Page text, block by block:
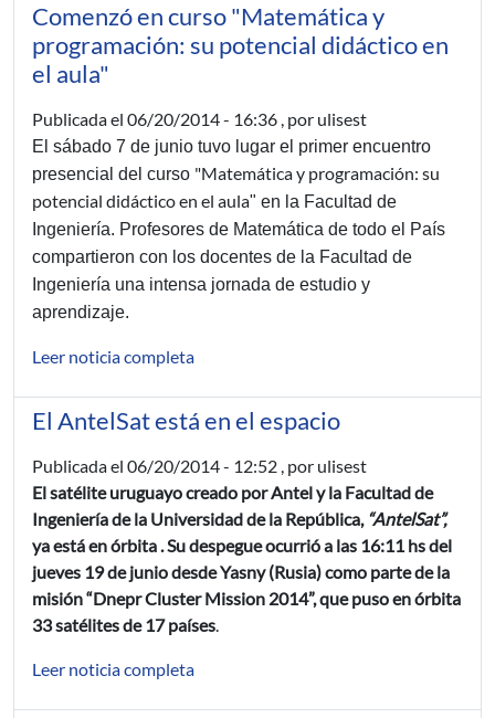
Comenzó en curso "Matemática y
programación: su potencial didáctico en
el aula"
Publicada el 06/20/2014 - 16:36 , por ulisest
El sábado 7 de junio tuvo lugar el primer encuentro
presencial del curso "Matemática y programación: su
potencial didáctico en el aula" en la Facultad de
Ingeniería. Profesores de Matemática de todo el País
compartieron con los docentes de la Facultad de
Ingeniería una intensa jornada de estudio y
aprendizaje.
Leer noticia completa
El AntelSat está en el espacio
Publicada el 06/20/2014 - 12:52 , por ulisest
El satélite uruguayo creado por Antel y la Facultad de
Ingeniería de la Universidad de la República, “AntelSat”,
ya está en órbita . Su despegue ocurrió a las 16:11 hs del
jueves 19 de junio desde Yasny (Rusia) como parte de la
misión “Dnepr Cluster Mission 2014”, que puso en órbita
33 satélites de 17 países.
Leer noticia completa